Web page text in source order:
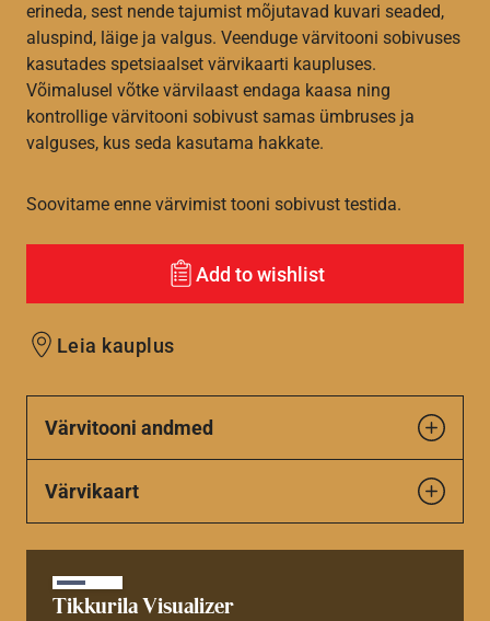
erineda, sest nende tajumist mõjutavad kuvari seaded,
aluspind, läige ja valgus. Veenduge värvitooni sobivuses
kasutades spetsiaalset värvikaarti kaupluses.
Võimalusel võtke värvilaast endaga kaasa ning
kontrollige värvitooni sobivust samas ümbruses ja
valguses, kus seda kasutama hakkate.
Soovitame enne värvimist tooni sobivust testida.
Add to wishlist
Leia kauplus
Värvitooni andmed
Värvikaart
Tikkurila Visualizer